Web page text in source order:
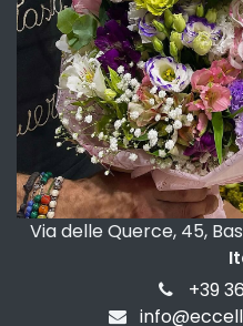
Via delle Querce, 45,
+39